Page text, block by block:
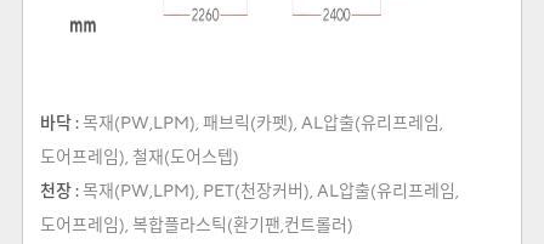
바닥 :목재(PW,LPM), 패브릭(카펫), AL압출(유리프레임,
도어프레임), 철재(도어스텝)
천장 :목재(PW,LPM), PET(천장커버), AL압출(유리프레임,
도어프레임), 복합플라스틱(환기팬,컨트롤러)